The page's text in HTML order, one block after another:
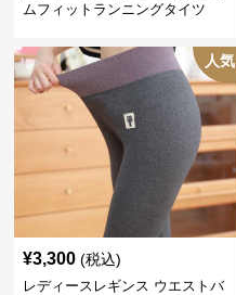
ムフィットランニングタイツ
人気
¥3,300 (税込)
レディースレギンス ウエストバ